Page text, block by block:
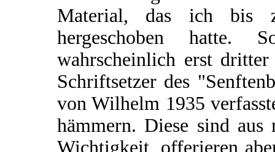
Material, das ich bis
hergeschoben
wahrscheinlich erst
Schriftsetzer des
von Wilhelm 1935
hämmern. Diese sind aus
Wichtigkeit, offerieren